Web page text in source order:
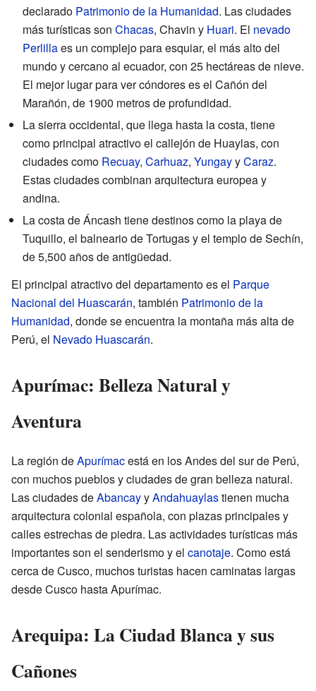
declarado Patrimonio de la Humanidad. Las ciudades
más turísticas son Chacas, Chavin y Huari. El nevado
Perlillaes un complejo para esquiar, el más alto del
mundo y cercano al ecuador, con 25 hectáreas de nieve.
El mejor lugar para ver cóndores es el Cañón del
Marañón, de 1900 metros de profundidad.
La sierra occidental, que llega hasta la costa, tiene
como principal atractivo el callejón de Huaylas, con
ciudades como Recuay, Carhuaz, YungayyCaraz.
Estas ciudades combinan arquitectura europea y
andina.
La costa de Áncash tiene destinos como la playa de
Tuquillo, el balneario de Tortugas y el templo de Sechín,
de 5,500 años de antigüedad.
El principal atractivo del departamento es el Parque
Nacional del Huascarán, también Patrimonio de la
Humanidad, donde se encuentra la montaña más alta de
Perú, el Nevado Huascarán.
Apurímac: Belleza Natural y
Aventura
La región deApurímacestá en los Andes del sur de Perú,
con muchos pueblos y ciudades de gran belleza natural.
Las ciudades deAbancayyAndahuaylastienen mucha
arquitectura colonial española, con plazas principales y
calles estrechas de piedra. Las actividades turísticas más
importantes son el senderismo y el canotaje. Como está
cerca de Cusco, muchos turistas hacen caminatas largas
desde Cusco hasta Apurímac.
Arequipa: La Ciudad Blanca y sus
Cañones